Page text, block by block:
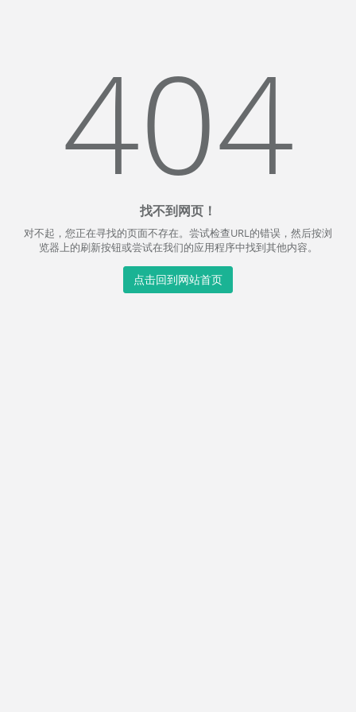
404
找不到网页！
对不起，您正在寻找的页面不存在。尝试检查URL的错误，然后按浏
览器上的刷新按钮或尝试在我们的应用程序中找到其他内容。
点击回到网站首页